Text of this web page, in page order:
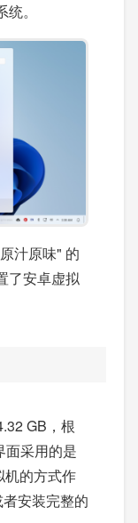
。
汁原味" 的
了安卓虚拟
GB，根
面采用的是
机的方式作
安装完整的